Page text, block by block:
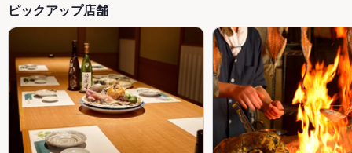
ピックアップ店舗